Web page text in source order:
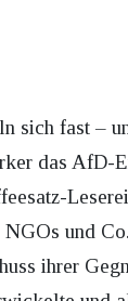
sich fast –
das AfD-
und
ihrer